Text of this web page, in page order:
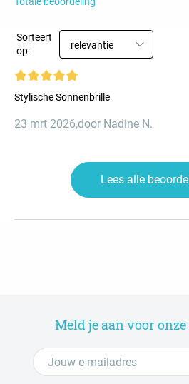
Sorteert
op:
relevantie
Stylische Sonnenbrille
23 mrt 2026,door Nadine N.
Lees alle
Meld je aan voor